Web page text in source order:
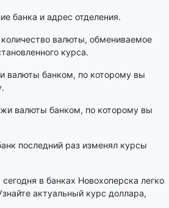
банка и адрес отделения.
валюты, обмениваемое
курса.
валюты банком, по которому вы
валюты банком, по которому вы
последний раз изменял курсы
в банках Новохоперска легко
актуальный курс доллара,